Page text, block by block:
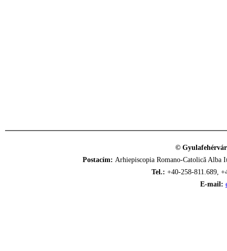
©
Postacím: Arhiepiscopia Romano-Catolică
Tel.: +40-258-811.689,
E-mail: